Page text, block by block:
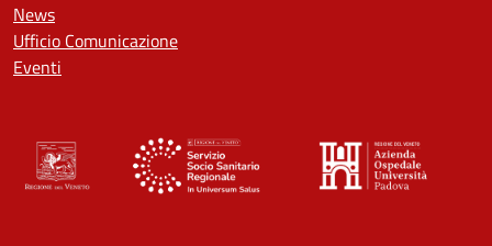
News
Ufficio Comunicazione
Eventi